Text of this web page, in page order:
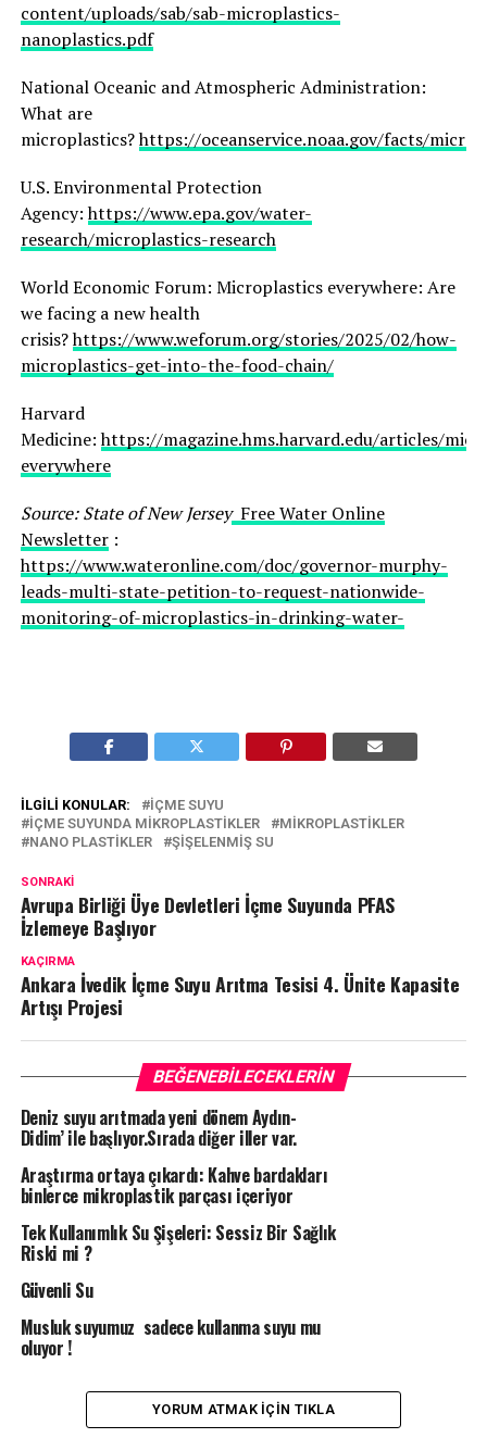
content/uploads/sab/sab-microplastics-
nanoplastics.pdf
National Oceanic and Atmospheric Administration:
What are
microplastics?https://oceanservice.noaa.gov/facts/
U.S. Environmental Protection
Agency:https://www.epa.gov/water-
research/microplastics-research
World Economic Forum: Microplastics everywhere: Are
we facing a new health
crisis?https://www.weforum.org/stories/2025/02/how-
microplastics-get-into-the-food-chain/
Harvard
Medicine:https://magazine.hms.harvard.edu/articles/
everywhere
Source: State of New JerseyFree Water Online
Newsletter:
https://www.wateronline.com/doc/governor-murphy-
leads-multi-state-petition-to-request-nationwide-
monitoring-of-microplastics-in-drinking-water-
İLGILI KONULAR:
İÇME SUYU
İÇME SUYUNDA MIKROPLASTIKLER
MIKROPLASTIKLER
NANO PLASTIKLER
ŞIŞELENMIŞ SU
SONRAKI
Avrupa Birliği Üye Devletleri İçme Suyunda PFAS
İzlemeye Başlıyor
KAÇIRMA
Ankara İvedik İçme Suyu Arıtma Tesisi 4. Ünite Kapasite
Artışı Projesi
BEĞENEBILECEKLERIN
Deniz suyu arıtmada yeni dönem Aydın-
Didim’ ile başlıyor.Sırada diğer iller var.
Araştırma ortaya çıkardı: Kahve bardakları
binlerce mikroplastik parçası içeriyor
Tek Kullanımlık Su Şişeleri: Sessiz Bir Sağlık
Riski mi ?
Güvenli Su
Musluk suyumuz sadece kullanma suyu mu
oluyor !
YORUM ATMAK IÇIN TIKLA